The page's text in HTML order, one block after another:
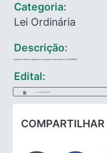
Categoria:
Lei Ordinária
Descrição:
Autoriza o Poder Legislativo a conceder subvenção ao CONSEPRO
Edital:
Lei_190_1991.pdf
COMPARTILHAR